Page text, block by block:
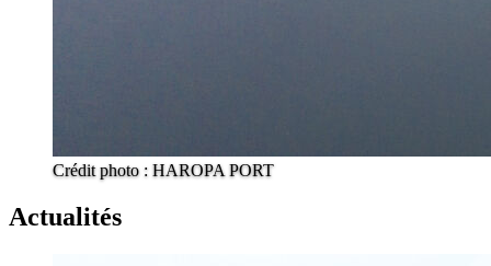
Crédit photo : HAROPA PORT
Actualités